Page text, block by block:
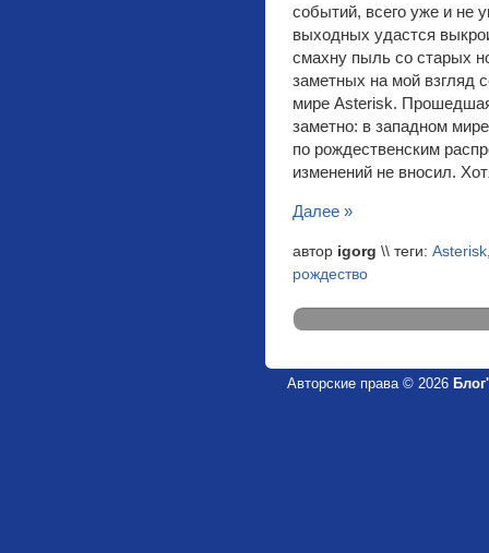
событий, всего уже и не
выходных удастся
смахну пыль со старых
заметных на мой взгляд
мире Asterisk.
заметно: в западном
по рождественским
изменений не вносил.
Далее »
автор igorg \\ теги: Asterisk
рождество
Авторские права © 2026